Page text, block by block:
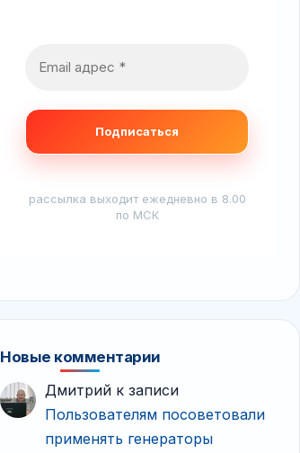
рассылка выходит ежедневно в 8.00
по МСК
Новые комментарии
Дмитрий к записи
Пользователям посоветовали
применять генераторы